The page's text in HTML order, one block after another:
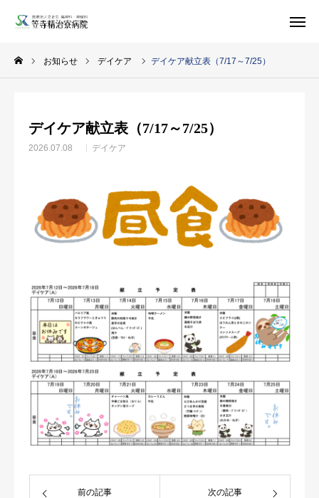
お知らせ デイケア デイケア献立表（7/17～7/25）
デイケア献立表（7/17～7/25）
2026.07.08 デイケア
前の記事 次の記事
求人情報
お知らせ
医療・支援関係者の方へ
求人情報
アクセス